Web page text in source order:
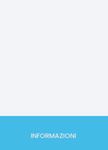
INFORMAZIONI